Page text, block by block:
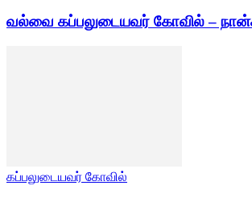
வல்வை கப்பலுடையவர் கோவில் –
கப்பலுடையவர் கோவில்